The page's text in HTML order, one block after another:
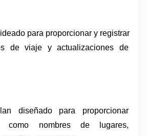
para proporcionar y registrar
de viaje y actualizaciones de
diseñado para proporcionar
como nombres de lugares,